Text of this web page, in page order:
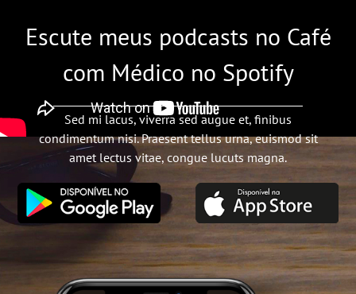
Escute meus podcasts no Café
com Médico no Spotify
Sed mi lacus, viverra sed augue et, finibus
condimentum nisi. Praesent tellus urna, euismod sit
amet lectus vitae, congue lucuts magna.